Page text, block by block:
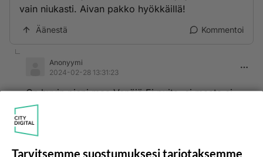
vain niukasti. Aivan pakko hyökkäillä!
Äänestä Kommentoi
Anonyymi
2024-02-28 13:31:23
On,hyvin pieni maa Venäjä.Ei puita ,ei maata,ei
öljyä,ei,timantteja,ei malmeja...hyvin ,hyvin
niukkaa on tarjonta...
Tarvitsemme suostumuksesi tarjotaksemme